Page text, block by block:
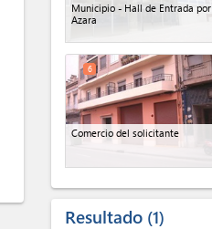
Municipio - Hall de Entrada por
Azara
Comercio del solicitante
6
Resultado 1